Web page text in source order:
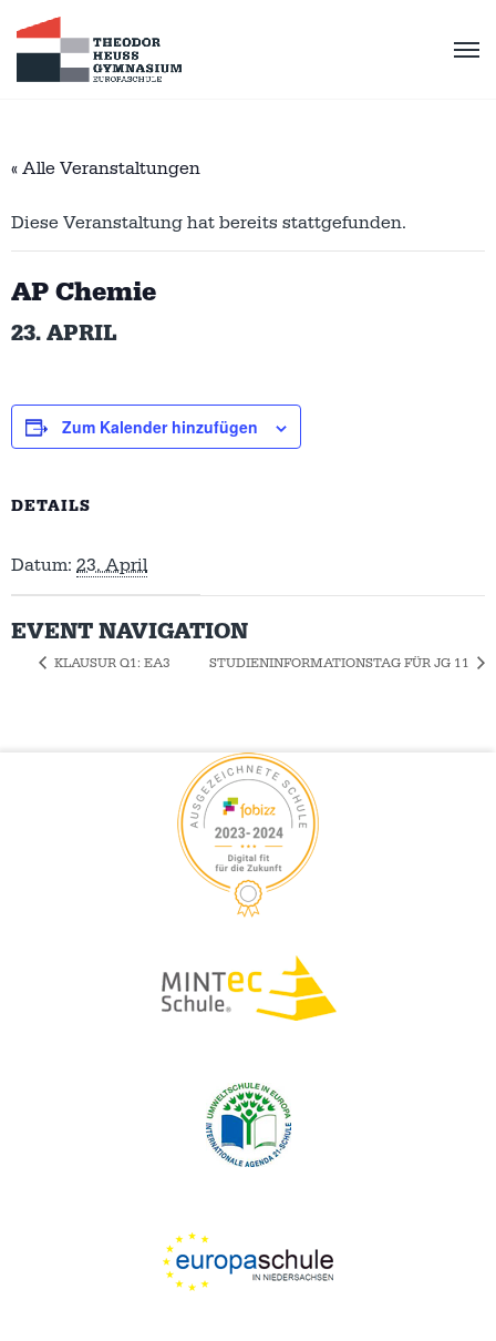
« Alle Veranstaltungen
Diese Veranstaltung hat bereits stattgefunden.
AP Chemie
23. APRIL
Zum Kalender hinzufügen
DETAILS
Datum: 23. April
EVENT NAVIGATION
KLAUSUR Q1: EA3 STUDIENINFORMATIONSTAG FÜR JG 11